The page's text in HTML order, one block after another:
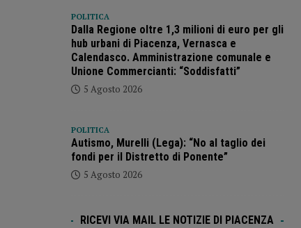
POLITICA
Dalla Regione oltre 1,3 milioni di euro per gli
hub urbani di Piacenza, Vernasca e
Calendasco. Amministrazione comunale e
Unione Commercianti: “Soddisfatti”
5 Agosto 2026
POLITICA
Autismo, Murelli (Lega): “No al taglio dei
fondi per il Distretto di Ponente”
5 Agosto 2026
RICEVI VIA MAIL LE NOTIZIE DI PIACENZA